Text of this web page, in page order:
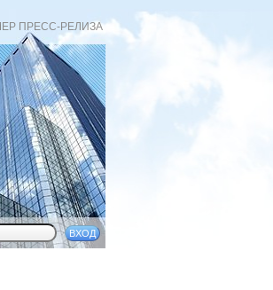
ПРЕСС-РЕЛИЗА